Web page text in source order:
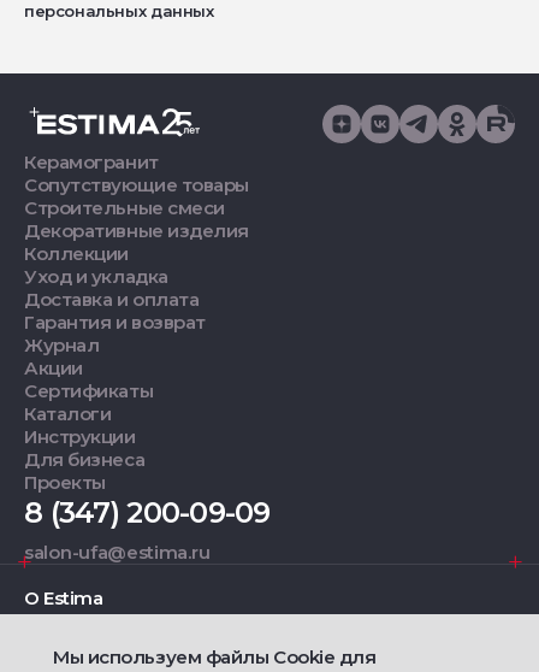
персональных данных
Керамогранит
Сопутствующие товары
Строительные смеси
Декоративные изделия
Коллекции
Уход и укладка
Доставка и оплата
Гарантия и возврат
Журнал
Акции
Сертификаты
Каталоги
Инструкции
Для бизнеса
Проекты
8 (347) 200-09-09
salon-ufa@estima.ru
О Estima
Дизайнерам
Мы используем файлы Cookie для